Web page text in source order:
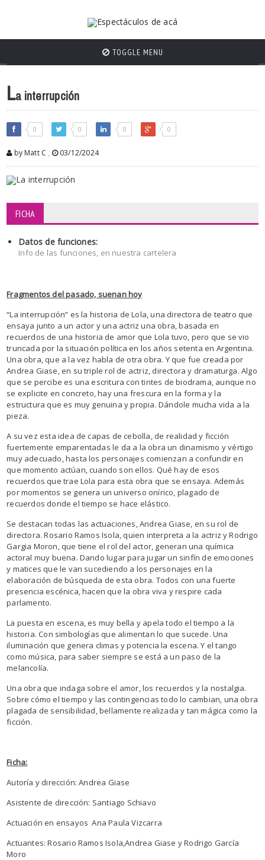
TOGGLE MENU
La interrupción
0 0 0 0
by Matt C , 03/12/2024
FICHA
Datos de funciones:
Info de las funciones, en nuestra cartelera
Fragmentos del pasado, suenan hoy
“La interrupción” es la historia de Lola, una directora de teatro que
ensaya junto a un actor y una actriz una obra, basada en
recuerdos de una historia de amor que Lola tuvo, pero que se vio
truncada por la situación política en los años setenta en Argentina.
Una obra, que a la vez habla de otra obra. Y que fue creada por
Andrea Giase, en su triple rol de actriz, directora y dramaturga. Algo
que se percibe es una escritura con tintes de biodrama, aunque no
se explicite en concreto, hay una frescura en la forma y la
estructura que es muy genuina y propia. Dándole mucha vida a la
pieza.
A su vez esta idea de capas de cebolla, de realidad y ficción
fuertemente emparentadas le da a la obra un dinamismo y vértigo
muy adecuado, hasta los personajes comienzan a confundir en
que momento actúan, cuando son ellos. Qué hay de esos
recuerdos que trae Lola para esta obra que se ensaya. Además
por momentos se genera un universo onírico, plagado de
recuerdos donde el tiempo se hace elástico.
Se destacan todas las actuaciones, Andrea Giase, en su rol de
directora. Rosario Ramos Isola, quien interpreta a la actriz y Rodrigo
Gargia Moron, que tiene el rol del actor, generan una química
actoral muy buena. Dando lugar para jugar un sinfín de emociones
y matices que le van sucediendo a los personajes en la
elaboración de búsqueda de esta obra. Todos con una fuerte
presencia escénica, hacen que la obra viva y respire cada
parlamento.
La puesta en escena, es muy bella y apela todo el tiempo a la
historia. Con simbologías que alimentan lo que sucede. Una
iluminación que genera climas y potencia la escena. Y el tango
como música, para saber siempre se está a un paso de la
melancolía.
Una obra que indaga sobre el amor, los recuerdos y la nostalgia.
Sobre cómo el tiempo y las contingencias todo lo cambian, una obra
plagada de sensibilidad, bellamente realizada y tan mágica como la
ficción.
Ficha:
Autoría y dirección: Andrea Giase
Asistente de dirección: Santiago Schiavo
Actuación en ensayos Ana Paula Vizcarra
Actuantes: Rosario Ramos Isola,Andrea Giase y Rodrigo García
Moro